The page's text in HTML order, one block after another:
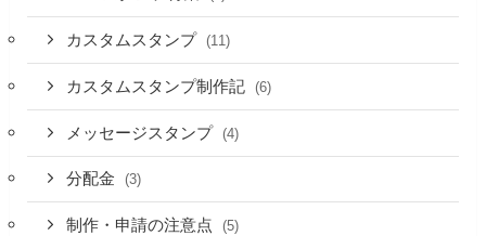
カスタムスタンプ (11)
カスタムスタンプ制作記 (6)
メッセージスタンプ (4)
分配金 (3)
制作・申請の注意点 (5)